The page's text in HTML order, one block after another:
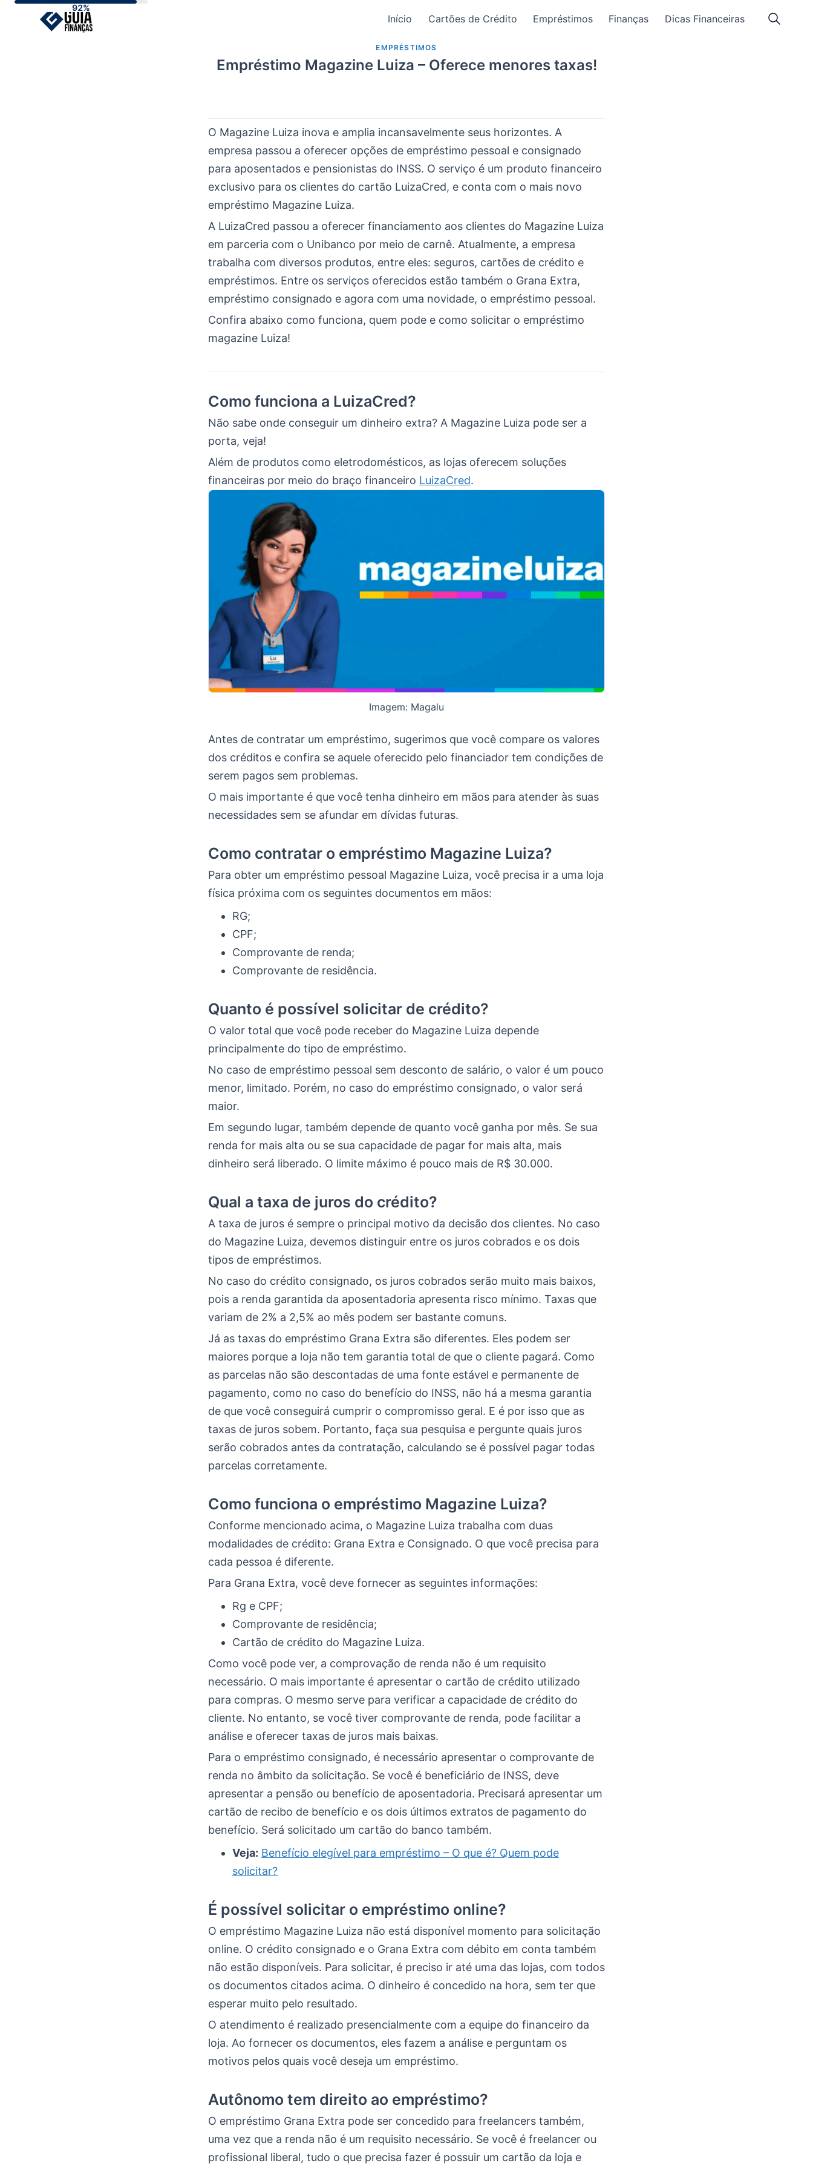
Início Cartões de Crédito Empréstimos Finanças Dicas Financeiras
EMPRÉSTIMOS
Empréstimo Magazine Luiza – Oferece menores taxas!
O Magazine Luiza inova e amplia incansavelmente seus horizontes. A
empresa passou a oferecer opções de empréstimo pessoal e consignado
para aposentados e pensionistas do INSS. O serviço é um produto financeiro
exclusivo para os clientes do cartão LuizaCred, e conta com o mais novo
empréstimo Magazine Luiza.
A LuizaCred passou a oferecer financiamento aos clientes do Magazine Luiza
em parceria com o Unibanco por meio de carnê. Atualmente, a empresa
trabalha com diversos produtos, entre eles: seguros, cartões de crédito e
empréstimos. Entre os serviços oferecidos estão também o Grana Extra,
empréstimo consignado e agora com uma novidade, o empréstimo pessoal.
Confira abaixo como funciona, quem pode e como solicitar o empréstimo
magazine Luiza!
Como funciona a LuizaCred?
Não sabe onde conseguir um dinheiro extra? A Magazine Luiza pode ser a
porta, veja!
Além de produtos como eletrodomésticos, as lojas oferecem soluções
financeiras por meio do braço financeiro LuizaCred.
Imagem: Magalu
Antes de contratar um empréstimo, sugerimos que você compare os valores
dos créditos e confira se aquele oferecido pelo financiador tem condições de
serem pagos sem problemas.
O mais importante é que você tenha dinheiro em mãos para atender às suas
necessidades sem se afundar em dívidas futuras.
Como contratar o empréstimo Magazine Luiza?
Para obter um empréstimo pessoal Magazine Luiza, você precisa ir a uma loja
física próxima com os seguintes documentos em mãos:
RG;
CPF;
Comprovante de renda;
Comprovante de residência.
Quanto é possível solicitar de crédito?
O valor total que você pode receber do Magazine Luiza depende
principalmente do tipo de empréstimo.
No caso de empréstimo pessoal sem desconto de salário, o valor é um pouco
menor, limitado. Porém, no caso do empréstimo consignado, o valor será
maior.
Em segundo lugar, também depende de quanto você ganha por mês. Se sua
renda for mais alta ou se sua capacidade de pagar for mais alta, mais
dinheiro será liberado. O limite máximo é pouco mais de R$ 30.000.
Qual a taxa de juros do crédito?
A taxa de juros é sempre o principal motivo da decisão dos clientes. No caso
do Magazine Luiza, devemos distinguir entre os juros cobrados e os dois
tipos de empréstimos.
No caso do crédito consignado, os juros cobrados serão muito mais baixos,
pois a renda garantida da aposentadoria apresenta risco mínimo. Taxas que
variam de 2% a 2,5% ao mês podem ser bastante comuns.
Já as taxas do empréstimo Grana Extra são diferentes. Eles podem ser
maiores porque a loja não tem garantia total de que o cliente pagará. Como
as parcelas não são descontadas de uma fonte estável e permanente de
pagamento, como no caso do benefício do INSS, não há a mesma garantia
de que você conseguirá cumprir o compromisso geral. E é por isso que as
taxas de juros sobem. Portanto, faça sua pesquisa e pergunte quais juros
serão cobrados antes da contratação, calculando se é possível pagar todas
parcelas corretamente.
Como funciona o empréstimo Magazine Luiza?
Conforme mencionado acima, o Magazine Luiza trabalha com duas
modalidades de crédito: Grana Extra e Consignado. O que você precisa para
cada pessoa é diferente.
Para Grana Extra, você deve fornecer as seguintes informações:
Rg e CPF;
Comprovante de residência;
Cartão de crédito do Magazine Luiza.
Como você pode ver, a comprovação de renda não é um requisito
necessário. O mais importante é apresentar o cartão de crédito utilizado
para compras. O mesmo serve para verificar a capacidade de crédito do
cliente. No entanto, se você tiver comprovante de renda, pode facilitar a
análise e oferecer taxas de juros mais baixas.
Para o empréstimo consignado, é necessário apresentar o comprovante de
renda no âmbito da solicitação. Se você é beneficiário de INSS, deve
apresentar a pensão ou benefício de aposentadoria. Precisará apresentar um
cartão de recibo de benefício e os dois últimos extratos de pagamento do
benefício. Será solicitado um cartão do banco também.
Veja: Benefício elegível para empréstimo – O que é? Quem pode
solicitar?
É possível solicitar o empréstimo online?
O empréstimo Magazine Luiza não está disponível momento para solicitação
online. O crédito consignado e o Grana Extra com débito em conta também
não estão disponíveis. Para solicitar, é preciso ir até uma das lojas, com todos
os documentos citados acima. O dinheiro é concedido na hora, sem ter que
esperar muito pelo resultado.
O atendimento é realizado presencialmente com a equipe do financeiro da
loja. Ao fornecer os documentos, eles fazem a análise e perguntam os
motivos pelos quais você deseja um empréstimo.
Autônomo tem direito ao empréstimo?
O empréstimo Grana Extra pode ser concedido para freelancers também,
uma vez que a renda não é um requisito necessário. Se você é freelancer ou
profissional liberal, tudo o que precisa fazer é possuir um cartão da loja e